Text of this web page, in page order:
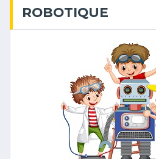
ROBOTIQUE